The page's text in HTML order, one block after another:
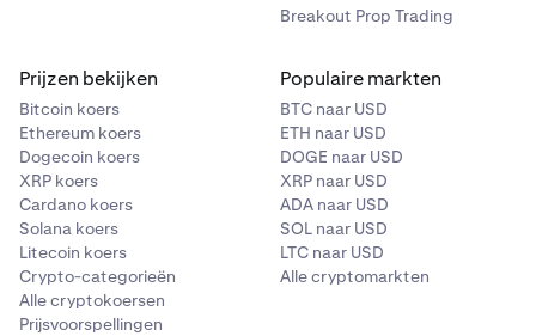
Breakout Prop Trading
Prijzen bekijken
Bitcoin koers
Ethereum koers
Dogecoin koers
XRP koers
Cardano koers
Solana koers
Litecoin koers
Crypto-categorieën
Alle cryptokoersen
Prijsvoorspellingen
Populaire markten
BTC naar USD
ETH naar USD
DOGE naar USD
XRP naar USD
ADA naar USD
SOL naar USD
LTC naar USD
Alle cryptomarkten